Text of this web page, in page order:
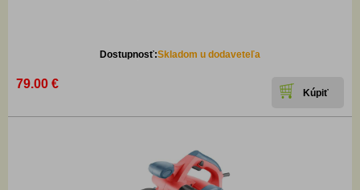
Dostupnosť:Skladom u dodaveteľa
79.00 €